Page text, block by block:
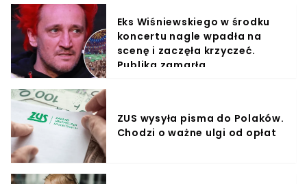
Eks Wiśniewskiego w środku
koncertu nagle wpadła na
scenę i zaczęła krzyczeć.
Publika zamarła
ZUS wysyła pisma do Polaków.
Chodzi o ważne ulgi od opłat